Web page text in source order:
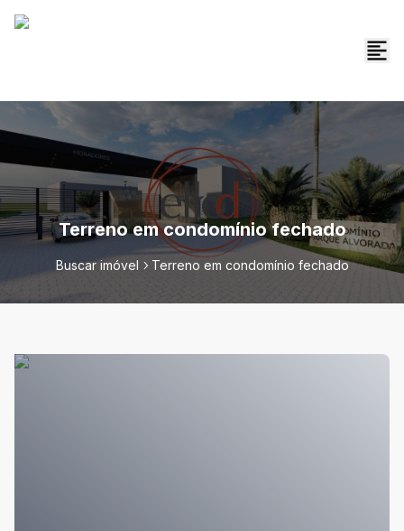
Terreno em condomínio fechado
Buscar imóvel Terreno em condomínio fechado